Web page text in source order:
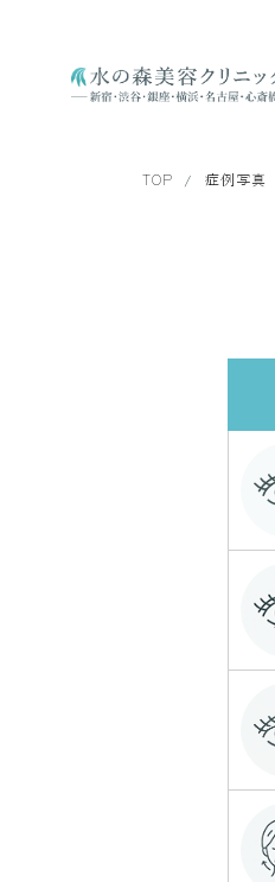
TOP 症例写真